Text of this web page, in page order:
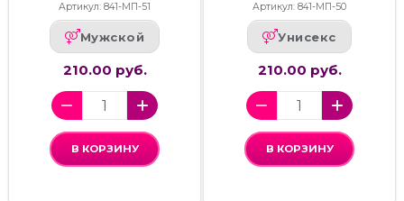
Артикул: 841-МП-51
Мужской
210.00 руб.
В КОРЗИНУ
Артикул: 841-МП-50
Унисекс
210.00 руб.
В КОРЗИНУ